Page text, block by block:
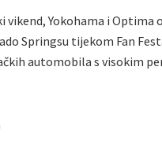
Yokohama i Optima
Springsu tijekom Fan
automobila s visokim